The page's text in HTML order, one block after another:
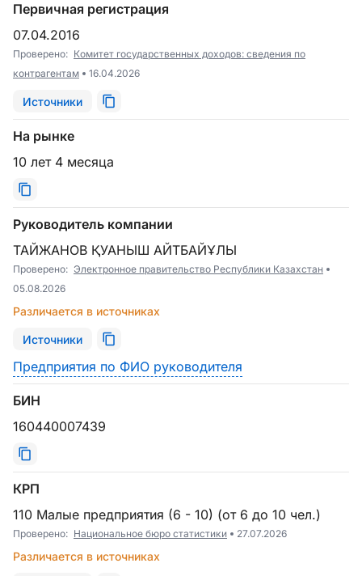
Первичная регистрация
07.04.2016
Проверено: Комитет государственных доходов: сведения по
контрагентам
16.04.2026
Источники
На рынке
10 лет 4 месяца
Руководитель компании
ТАЙЖАНОВ ҚУАНЫШ АЙТБАЙҰЛЫ
Проверено: Электронное правительство Республики Казахстан
05.08.2026
Различается в источниках
Источники
Предприятия по ФИО руководителя
БИН
160440007439
КРП
110 Малые предприятия (6 - 10) (от 6 до 10 чел.)
Проверено: Национальное бюро статистики 27.07.2026
Различается в источниках